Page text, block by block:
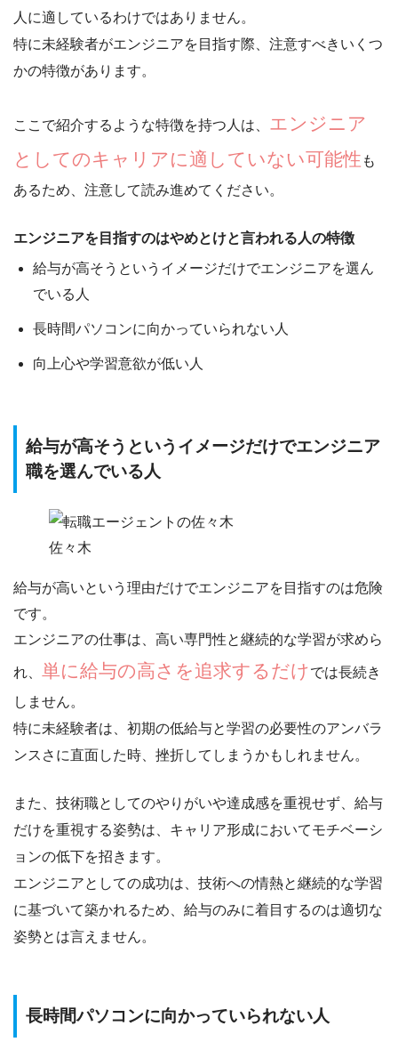
人に適しているわけではありません。
特に未経験者がエンジニアを目指す際、注意すべきいくつ
かの特徴があります。
ここで紹介するような特徴を持つ人は、 エンジニア
としてのキャリアに適していない可能性 も
あるため、注意して読み進めてください。
エンジニアを目指すのはやめとけと言われる人の特徴
給与が高そうというイメージだけでエンジニアを選ん
でいる人
長時間パソコンに向かっていられない人
向上心や学習意欲が低い人
給与が高そうというイメージだけでエンジニア
職を選んでいる人
佐々木
給与が高いという理由だけでエンジニアを目指すのは危険
です。
エンジニアの仕事は、高い専門性と継続的な学習が求めら
れ、 単に給与の高さを追求するだけ では長続き
しません。
特に未経験者は、初期の低給与と学習の必要性のアンバラ
ンスさに直面した時、挫折してしまうかもしれません。
また、技術職としてのやりがいや達成感を重視せず、給与
だけを重視する姿勢は、キャリア形成においてモチベーシ
ョンの低下を招きます。
エンジニアとしての成功は、 技術への情熱と継続的な学習
に基づいて築かれるため、給与のみに着目するのは適切な
姿勢とは言えません。
長時間パソコンに向かっていられない人